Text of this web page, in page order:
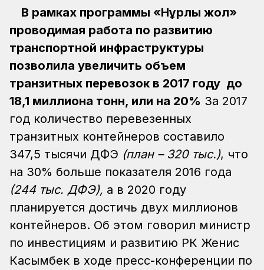
В рамках программы «Нұрлы жол»
проводимая работа по развитию
транспортной инфраструктуры
позволила увеличить объем
транзитных перевозок в 2017 году до
18,1 миллиона тонн, или на 20% За 2017
год количество перевезенных
транзитных контейнеров составило
347,5 тысячи ДФЭ (план – 320 тыс.), что
на 30% больше показателя 2016 года
(244 тыс. ДФЭ), а в 2020 году
планируется достичь двух миллионов
контейнеров. Об этом говорил министр
по инвестициям и развитию РК Женис
Касымбек в ходе пресс-конференции по